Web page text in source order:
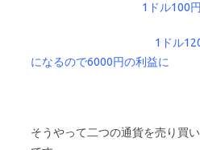
1ドル100円 30000
1ドル120円 300
になるので6000円の利益に
そうやって二つの通貨を売り買